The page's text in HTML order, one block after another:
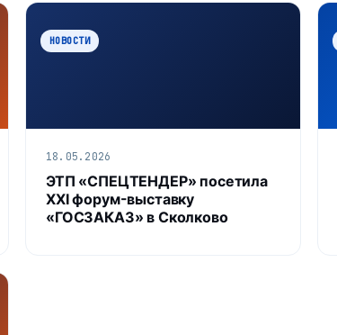
НОВОСТИ
18.05.2026
ЭТП «СПЕЦТЕНДЕР» посетила
XXI форум-выставку
«ГОСЗАКАЗ» в Сколково